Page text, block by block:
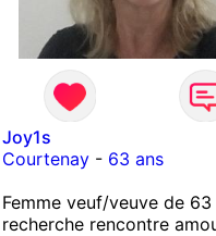
Joy1s
Courtenay- 63 ans
Femme veuf/veuve de 63
recherche rencontre